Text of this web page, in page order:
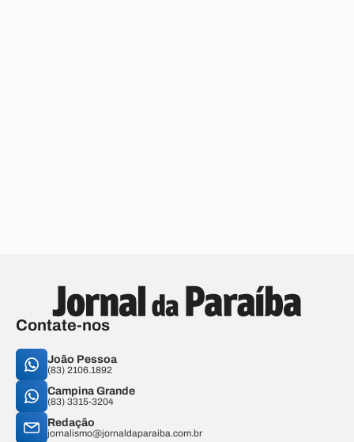
Contate-nos
João Pessoa
(83) 2106.1892
Campina Grande
(83) 3315-3204
Redação
jornalismo@jornaldaparaiba.com.br